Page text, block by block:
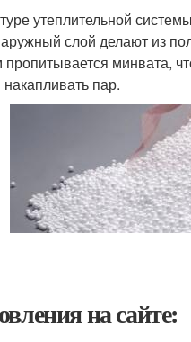
утеплительной
слой делают из
пропитывается минвата,
пар.
на сайте: